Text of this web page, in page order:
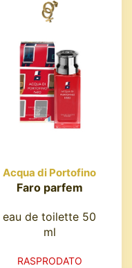
Acqua di Portofino
Faro parfem
eau de toilette 50
ml
RASPRODATO